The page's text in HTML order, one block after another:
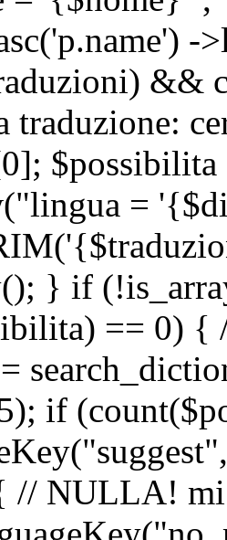
&&
traduzione:
=
} if
== 0) {
if
// NULLA! mi